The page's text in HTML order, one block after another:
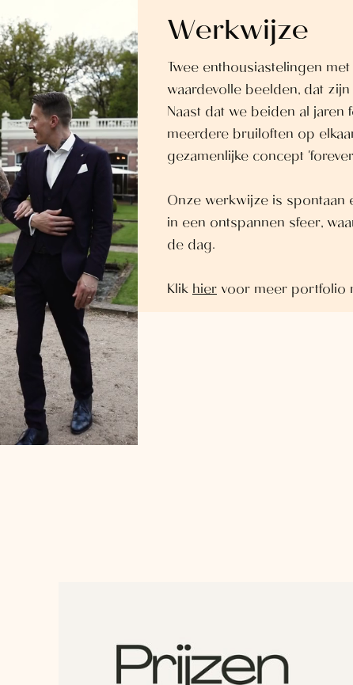
Werkwijze
Twee enthousiastelingen
waardevolle beelden, dat
Naast dat we beiden al
meerdere bruiloften op
gezamenlijke concept
Onze werkwijze is
in een ontspannen sfeer,
de dag.
Klikhiervoor meer portfolio